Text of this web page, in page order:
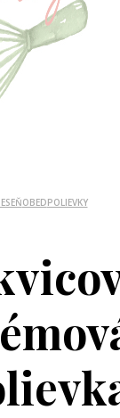
JESEŇOBEDPOLIEVKY